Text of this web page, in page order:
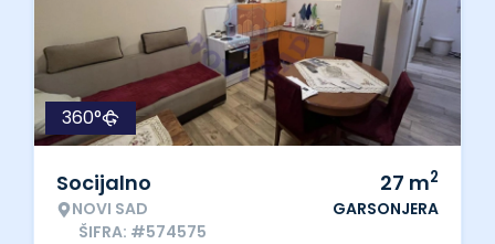
360°
Socijalno
NOVI SAD
ŠIFRA: #574575
27 m2
GARSONJERA